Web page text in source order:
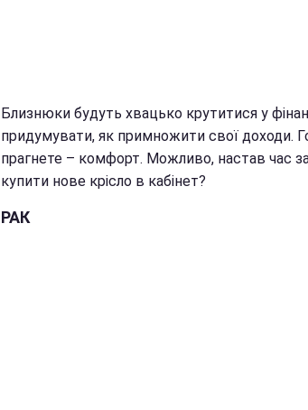
Близнюки будуть хвацько крутитися у
придумувати, як примножити свої доходи.
прагнете – комфорт. Можливо, настав час
купити нове крісло в кабінет?
РАК